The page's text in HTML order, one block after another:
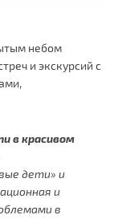
небом
и экскурсий с
в красивом
дети» и
и
в